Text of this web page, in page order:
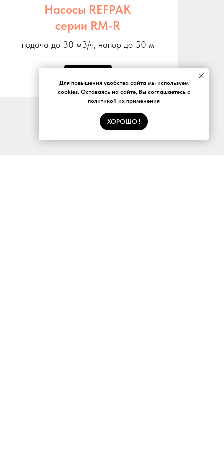
Насосы REFPAK
серии RM-R
подача до 30 м3/ч, напор до 50 м
Для повышения удобства сайта мы используем
cookies. Оставаясь на сайте, Вы соглашаетесь с
политикой их применения
ХОРОШО !